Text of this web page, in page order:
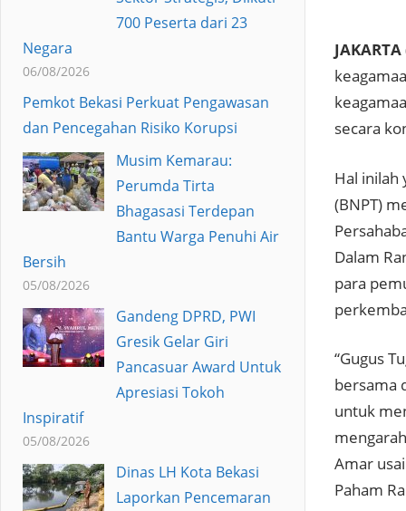
secara
Hal inilah
(BNPT)
Dalam
para
“Gugus
bersama
untuk
Amar
Paham
700 Peserta dari 23
Negara
06/08/2026
Pemkot Bekasi Perkuat Pengawasan
dan Pencegahan Risiko Korupsi
Musim Kemarau:
Perumda Tirta
Bhagasasi Terdepan
Bantu Warga Penuhi Air
Bersih
05/08/2026
Gandeng DPRD, PWI
Gresik Gelar Giri
Pancasuar Award Untuk
Apresiasi Tokoh
Inspiratif
05/08/2026
Dinas LH Kota Bekasi
Laporkan Pencemaran